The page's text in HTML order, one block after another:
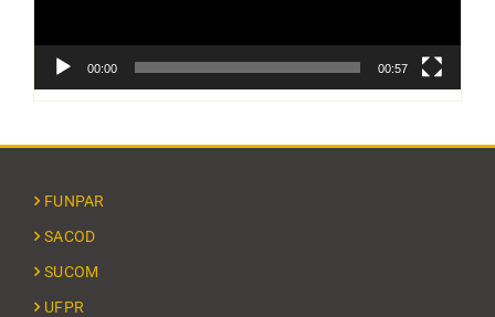
00:00 00:57
FUNPAR
SACOD
SUCOM
UFPR